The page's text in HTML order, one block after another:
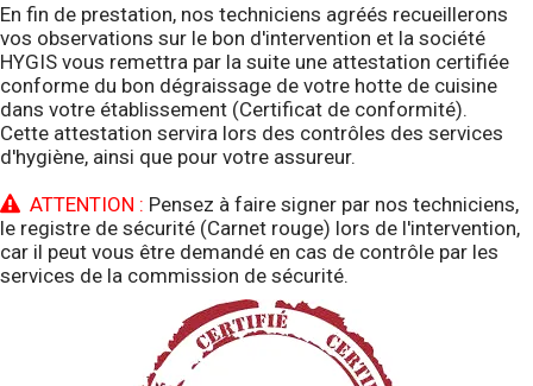
En fin de prestation, nos techniciens agréés recueillerons
vos observations sur le bon d'intervention et la société
HYGIS vous remettra par la suite une attestation certifiée
conforme du bon dégraissage de votre hotte de cuisine
dans votre établissement (Certificat de conformité).
Cette attestation servira lors des contrôles des services
d'hygiène, ainsi que pour votre assureur.
ATTENTION : Pensez à faire signer par nos techniciens,
le registre de sécurité (Carnet rouge) lors de l'intervention,
car il peut vous être demandé en cas de contrôle par les
services de la commission de sécurité.